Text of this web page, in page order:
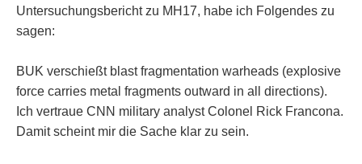
Untersuchungsbericht zu MH17, habe ich Folgendes zu
sagen:
BUK verschießt blast fragmentation warheads (explosive
force carries metal fragments outward in all directions).
Ich vertraue CNN military analyst Colonel Rick Francona.
Damit scheint mir die Sache klar zu sein.